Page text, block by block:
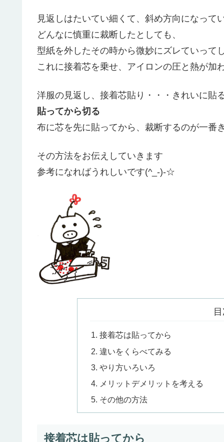
見返しはたいてい細くて、斜め方向になって
どんなに慎重に裁断したとしても、
型紙を外したその時から微妙にズレていって
これに接着芯を乗せ、アイロンの圧と熱が加
洋服の見返し、接着芯貼り・・・きれいに貼
貼ってから切る
布に芯を先に貼ってから、裁断するのが一番
その方法をお伝えしていきます
参考になればうれしいです(^_-)-☆
接着芯は貼ってから
違いをくらべてみる
やり方いろいろ
メリットデメリットを考える
その他の方法
接着芯は貼ってから